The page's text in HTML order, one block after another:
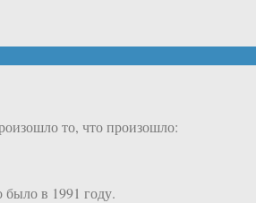
то, что произошло:
в 1991 году.